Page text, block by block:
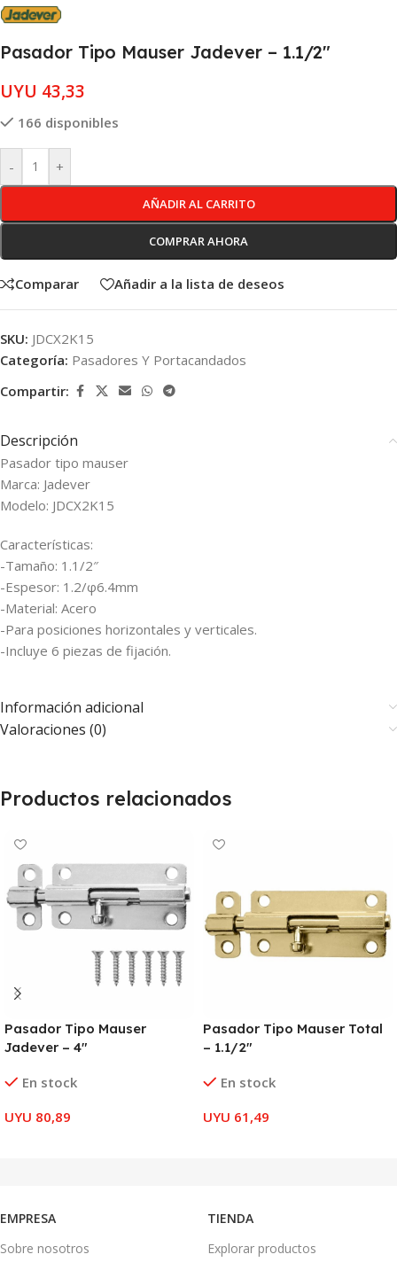
Pasador Tipo Mauser Jadever – 1.1/2″
UYU 43,33
166 disponibles
- +
AÑADIR AL CARRITO
COMPRAR AHORA
Comparar Añadir a la lista de deseos
SKU: JDCX2K15
Categoría: Pasadores Y Portacandados
Compartir:
Descripción
Pasador tipo mauser
Marca: Jadever
Modelo: JDCX2K15
Características:
-Tamaño: 1.1/2″
-Espesor: 1.2/φ6.4mm
-Material: Acero
-Para posiciones horizontales y verticales.
-Incluye 6 piezas de fijación.
Información adicional
Valoraciones (0)
Productos relacionados
Pasador Tipo Mauser
Jadever – 4″
En stock
UYU 80,89
Pasador Tipo Mauser Total
– 1.1/2″
En stock
UYU 61,49
EMPRESA
Sobre nosotros
TIENDA
Explorar productos